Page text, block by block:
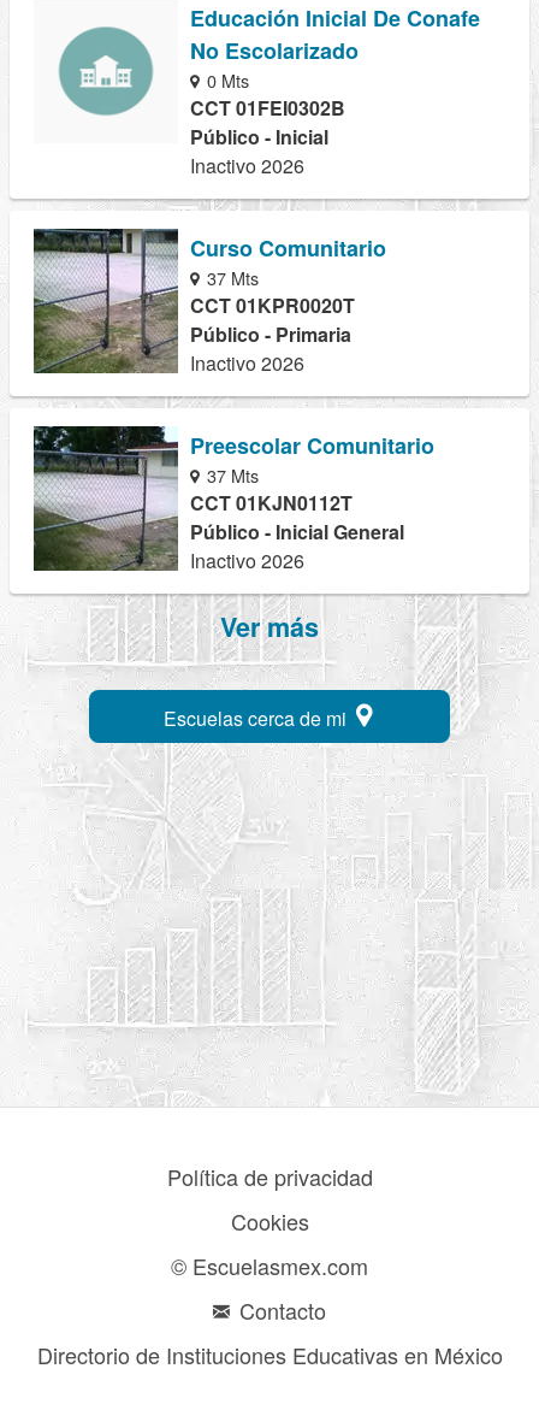
Educación Inicial De Conafe
No Escolarizado
0 Mts
CCT 01FEI0302B
Público - Inicial
Inactivo 2026
Curso Comunitario
37 Mts
CCT 01KPR0020T
Público - Primaria
Inactivo 2026
Preescolar Comunitario
37 Mts
CCT 01KJN0112T
Público - Inicial General
Inactivo 2026
Ver más
Escuelas cerca de mi
Política de privacidad
Cookies
© Escuelasmex.com
Contacto
Directorio de Instituciones Educativas en México